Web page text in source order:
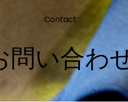
Contact
問い合わ